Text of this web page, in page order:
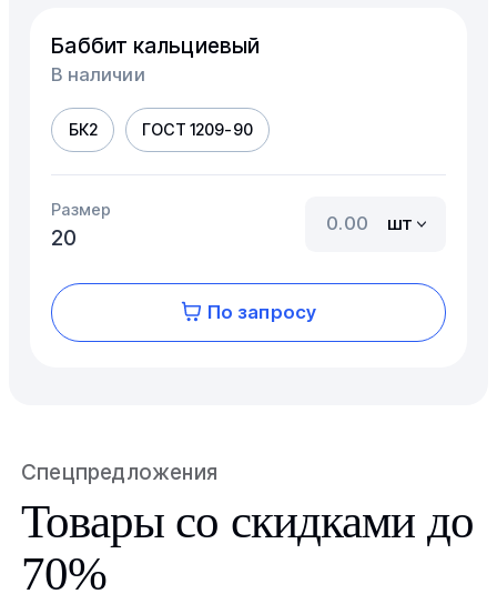
Баббит кальциевый
В наличии
БК2 ГОСТ 1209-90
Размер
20
шт
По запросу
Спецпредложения
Товары со скидками до
70%